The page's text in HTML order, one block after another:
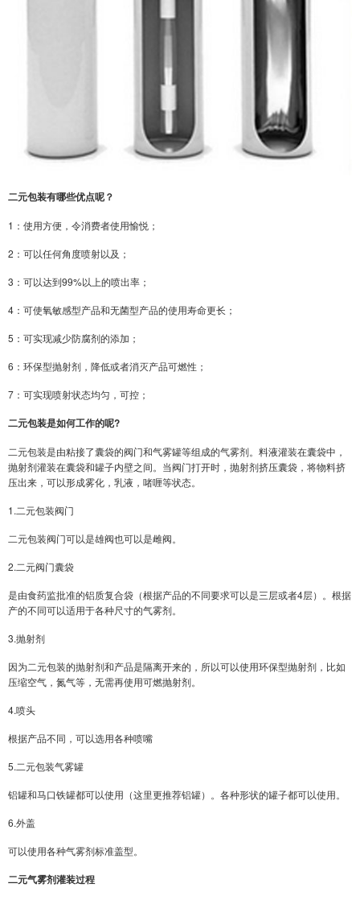
二元包装有哪些优点呢？
1：使用方便，令消费者使用愉悦；
2：可以任何角度喷射以及；
3：可以达到99%以上的喷出率；
4：可使氧敏感型产品和无菌型产品的使用寿命更长；
5：可实现减少防腐剂的添加；
6：环保型抛射剂，降低或者消灭产品可燃性；
7：可实现喷射状态均匀，可控；
二元包装是如何工作的呢?
二元包装是由粘接了囊袋的阀门和气雾罐等组成的气雾剂。料液灌装在囊袋中，
抛射剂灌装在囊袋和罐子内壁之间。当阀门打开时，抛射剂挤压囊袋，将物料挤
压出来，可以形成雾化，乳液，啫喱等状态。
1.二元包装阀门
二元包装阀门可以是雄阀也可以是雌阀。
2.二元阀门囊袋
是由食药监批准的铝质复合袋（根据产品的不同要求可以是三层或者4层）。根据
产的不同可以适用于各种尺寸的气雾剂。
3.抛射剂
因为二元包装的抛射剂和产品是隔离开来的，所以可以使用环保型抛射剂，比如
压缩空气，氮气等，无需再使用可燃抛射剂。
4.喷头
根据产品不同，可以选用各种喷嘴
5.二元包装气雾罐
铝罐和马口铁罐都可以使用（这里更推荐铝罐）。各种形状的罐子都可以使用。
6.外盖
可以使用各种气雾剂标准盖型。
二元气雾剂灌装过程